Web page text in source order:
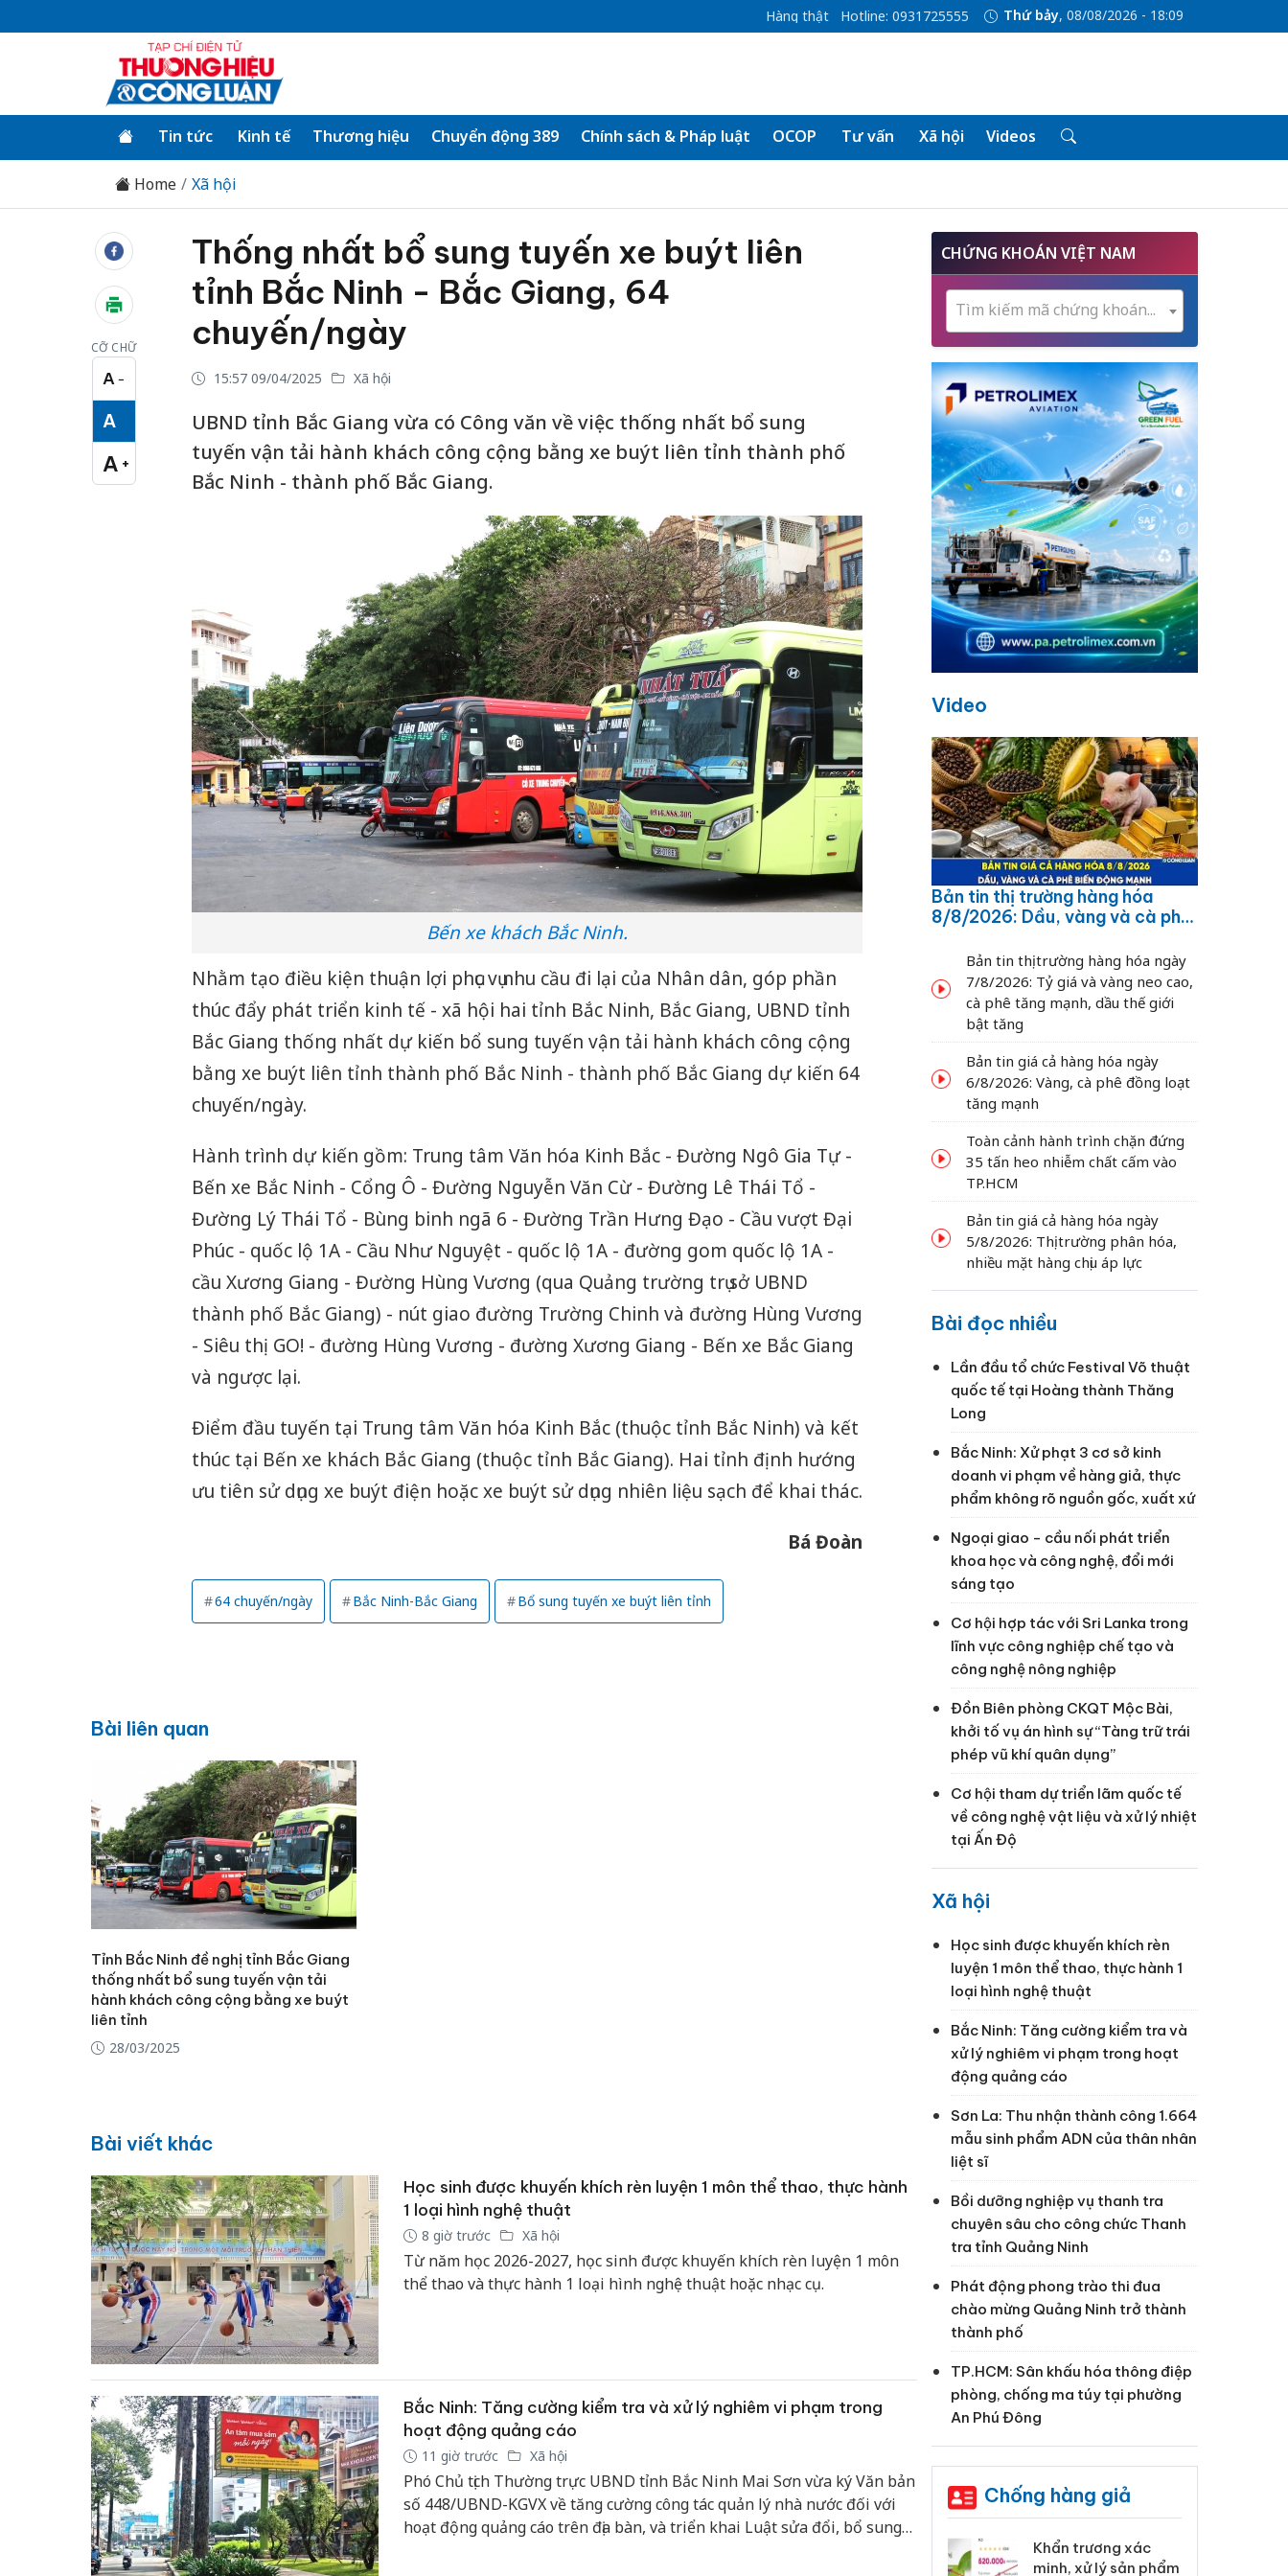
Hàng thật Hotline: 0931725555 Thứ bảy, 08/08/2026 - 18:09
Tin tức Kinh tế Thương hiệu Chuyển động 389 Chính sách & Pháp luật OCOP Tư vấn Xã hội Videos
Home Xã hội
CỠ CHỮ
A −
Cỡ chữ nhỏ
A
Cỡ chữ vừa
A +
Cỡ chữ lớn
Thống nhất bổ sung tuyến xe buýt liên
tỉnh Bắc Ninh - Bắc Giang, 64
chuyến/ngày
15:57 09/04/2025 Xã hội
UBND tỉnh Bắc Giang vừa có Công văn về việc thống nhất bổ sung
tuyến vận tải hành khách công cộng bằng xe buýt liên tỉnh thành phố
Bắc Ninh - thành phố Bắc Giang.
Bến xe khách Bắc Ninh.
Nhằm tạo điều kiện thuận lợi phục vụ nhu cầu đi lại của Nhân dân, góp phần
thúc đẩy phát triển kinh tế - xã hội hai tỉnh Bắc Ninh, Bắc Giang, UBND tỉnh
Bắc Giang thống nhất dự kiến bổ sung tuyến vận tải hành khách công cộng
bằng xe buýt liên tỉnh thành phố Bắc Ninh - thành phố Bắc Giang dự kiến 64
chuyến/ngày.
Hành trình dự kiến gồm: Trung tâm Văn hóa Kinh Bắc - Đường Ngô Gia Tự -
Bến xe Bắc Ninh - Cổng Ô - Đường Nguyễn Văn Cừ - Đường Lê Thái Tổ -
Đường Lý Thái Tổ - Bùng binh ngã 6 - Đường Trần Hưng Đạo - Cầu vượt Đại
Phúc - quốc lộ 1A - Cầu Như Nguyệt - quốc lộ 1A - đường gom quốc lộ 1A -
cầu Xương Giang - Đường Hùng Vương (qua Quảng trường trụ sở UBND
thành phố Bắc Giang) - nút giao đường Trường Chinh và đường Hùng Vương
- Siêu thị GO! - đường Hùng Vương - đường Xương Giang - Bến xe Bắc Giang
và ngược lại.
Điểm đầu tuyến tại Trung tâm Văn hóa Kinh Bắc (thuộc tỉnh Bắc Ninh) và kết
thúc tại Bến xe khách Bắc Giang (thuộc tỉnh Bắc Giang). Hai tỉnh định hướng
ưu tiên sử dụng xe buýt điện hoặc xe buýt sử dụng nhiên liệu sạch để khai thác.
Bá Đoàn
64 chuyến/ngày Bắc Ninh-Bắc Giang Bổ sung tuyến xe buýt liên tỉnh
Bài liên quan
Tỉnh Bắc Ninh đề nghị tỉnh Bắc Giang
thống nhất bổ sung tuyến vận tải
hành khách công cộng bằng xe buýt
liên tỉnh
28/03/2025
Bài viết khác
Học sinh được khuyến khích rèn luyện 1 môn thể thao, thực hành
1 loại hình nghệ thuật
8 giờ trước Xã hội
Từ năm học 2026-2027, học sinh được khuyến khích rèn luyện 1 môn
thể thao và thực hành 1 loại hình nghệ thuật hoặc nhạc cụ.
Bắc Ninh: Tăng cường kiểm tra và xử lý nghiêm vi phạm trong
hoạt động quảng cáo
11 giờ trước Xã hội
Phó Chủ tịch Thường trực UBND tỉnh Bắc Ninh Mai Sơn vừa ký Văn bản
số 448/UBND-KGVX về tăng cường công tác quản lý nhà nước đối với
hoạt động quảng cáo trên địa bàn, và triển khai Luật sửa đổi, bổ sung
CHỨNG KHOÁN VIỆT NAM
Tìm kiếm mã chứng khoán...
Video
Bản tin thị trường hàng hóa
8/8/2026: Dầu, vàng và cà phê
Bản tin thị trường hàng hóa ngày
7/8/2026: Tỷ giá và vàng neo cao,
cà phê tăng mạnh, dầu thế giới
bật tăng
Bản tin giá cả hàng hóa ngày
6/8/2026: Vàng, cà phê đồng loạt
tăng mạnh
Toàn cảnh hành trình chặn đứng
35 tấn heo nhiễm chất cấm vào
TP.HCM
Bản tin giá cả hàng hóa ngày
5/8/2026: Thị trường phân hóa,
nhiều mặt hàng chịu áp lực
Bài đọc nhiều
Lần đầu tổ chức Festival Võ thuật
quốc tế tại Hoàng thành Thăng
Long
Bắc Ninh: Xử phạt 3 cơ sở kinh
doanh vi phạm về hàng giả, thực
phẩm không rõ nguồn gốc, xuất xứ
Ngoại giao - cầu nối phát triển
khoa học và công nghệ, đổi mới
sáng tạo
Cơ hội hợp tác với Sri Lanka trong
lĩnh vực công nghiệp chế tạo và
công nghệ nông nghiệp
Đồn Biên phòng CKQT Mộc Bài,
khởi tố vụ án hình sự “Tàng trữ trái
phép vũ khí quân dụng”
Cơ hội tham dự triển lãm quốc tế
về công nghệ vật liệu và xử lý nhiệt
tại Ấn Độ
Xã hội
Học sinh được khuyến khích rèn
luyện 1 môn thể thao, thực hành 1
loại hình nghệ thuật
Bắc Ninh: Tăng cường kiểm tra và
xử lý nghiêm vi phạm trong hoạt
động quảng cáo
Sơn La: Thu nhận thành công 1.664
mẫu sinh phẩm ADN của thân nhân
liệt sĩ
Bồi dưỡng nghiệp vụ thanh tra
chuyên sâu cho công chức Thanh
tra tỉnh Quảng Ninh
Phát động phong trào thi đua
chào mừng Quảng Ninh trở thành
thành phố
TP.HCM: Sân khấu hóa thông điệp
phòng, chống ma túy tại phường
An Phú Đông
Chống hàng giả
Cà Mau: Tiêu hủy
công khai hàng ngàn